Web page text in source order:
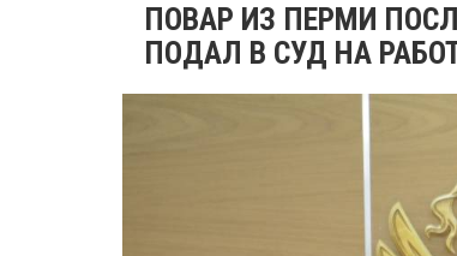
ПОВАР ИЗ ПЕРМИ
ПОДАЛ В СУД НА